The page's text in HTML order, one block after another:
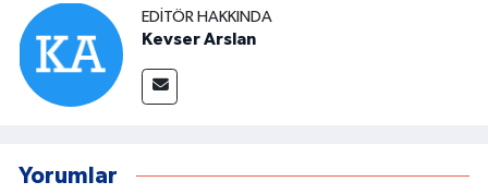
EDITÖR HAKKINDA
Kevser Arslan
Yorumlar